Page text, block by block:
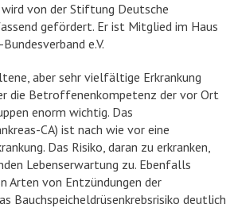
von der Stiftung Deutsche
gefördert. Er ist Mitglied im Haus
e.V.
aber sehr vielfältige Erkrankung
die Betroffenenkompetenz der vor Ort
enorm wichtig. Das
CA) ist nach wie vor eine
Das Risiko, daran zu erkranken,
Lebenserwartung zu. Ebenfalls
Arten von Entzündungen der
Bauchspeicheldrüsenkrebsrisiko deutlich